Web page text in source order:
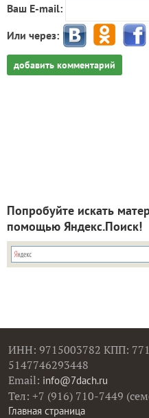
Ваш E-mail:
Или через:
добавить комментарий
Попробуйте искать
помощью Яндекс.Поиск!
ИНН: 9715003782 КПП:
5147746293448
Email: info@7dach.ru
Тел: +7 (916) 710-7449
Главная страница